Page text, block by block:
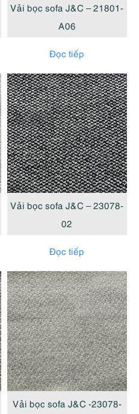
Vải bọc sofa J&C – 21801-
A06
Đọc tiếp
Vải bọc sofa J&C – 23078-
02
Đọc tiếp
Vải bọc sofa J&C -23078-